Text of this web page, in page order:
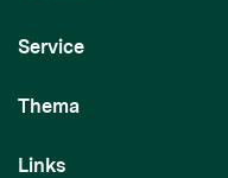
Service
Thema
Links